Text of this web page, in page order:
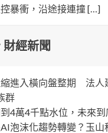
暴衝，沿途接連撞 […]
經新聞
進入橫向盤整期 法人
群
4萬4千點水位，未來到
泡沫化趨勢轉變？玉山